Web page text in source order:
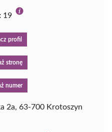
19
profil
stronę
numer
2a, 63-700 Krotoszyn